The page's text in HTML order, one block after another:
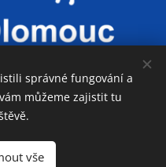
správné fungování a
můžeme zajistit tu
vše